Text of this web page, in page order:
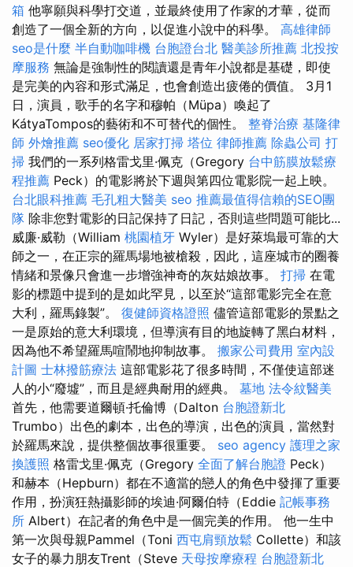
箱 他寧願與科學打交道，並最終使用了作家的才華，從而
創造了一個全新的方向，以促進小說中的科學。 高雄律師
seo是什麼 半自動咖啡機 台胞證台北 醫美診所推薦 北投按
摩服務 無論是強制性的閱讀還是青年小說都是基礎，即使
是完美的內容和形式滿足，也會創造出疲倦的價值。 3月1
日，演員，歌手的名字和穆帕（Müpa）喚起了
KátyaTompos的藝術和不可替代的個性。 整脊治療 基隆律
師 外燴推薦 seo優化 居家打掃 塔位 律師推薦 除蟲公司 打
掃 我們的一系列格雷戈里·佩克（Gregory 台中筋膜放鬆療
程推薦 Peck）的電影將於下週與第四位電影院一起上映。
台北眼科推薦 毛孔粗大醫美 seo 推薦最值得信賴的SEO團
隊 除非您對電影的日記保持了日記，否則這些問題可能比...
威廉·威勒（William 桃園植牙 Wyler）是好萊塢最可靠的大
師之一，在正宗的羅馬場地被槍殺，因此，這座城市的圈養
情緒和景像只會進一步增強神奇的灰姑娘故事。 打掃 在電
影的標題中提到的是如此罕見，以至於“這部電影完全在意
大利，羅馬錄製”。 復健師資格證照 儘管這部電影的景點之
一是原始的意大利環境，但導演有目的地旋轉了黑白材料，
因為他不希望羅馬喧鬧地抑制故事。 搬家公司費用 室內設
計圖 士林撥筋療法 這部電影花了很多時間，不僅使這部迷
人的小“廢墟”，而且是經典耐用的經典。 墓地 法令紋醫美
首先，他需要道爾頓·托倫博（Dalton 台胞證新北
Trumbo）出色的劇本，出色的導演，出色的演員，當然對
於羅馬來說，提供整個故事很重要。 seo agency 護理之家
換護照 格雷戈里·佩克（Gregory 全面了解台胞證 Peck）
和赫本（Hepburn）都在不適當的戀人的角色中發揮了重要
作用，扮演狂熱攝影師的埃迪·阿爾伯特（Eddie 記帳事務
所 Albert）在記者的角色中是一個完美的作用。 他一生中
第一次與母親Pammel（Toni 西屯肩頸放鬆 Collette）和該
女子的暴力朋友Trent（Steve 天母按摩療程 台胞證新北